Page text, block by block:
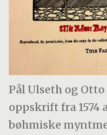
Pål Ulseth og
oppskrift fra 1574
bøhmiske